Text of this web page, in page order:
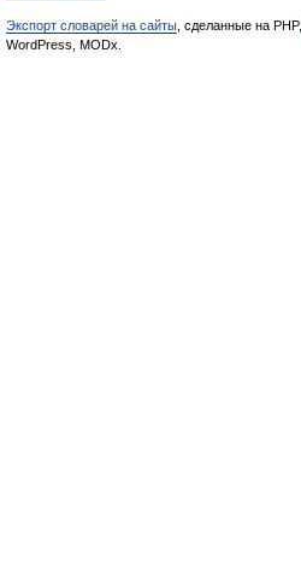
Экспорт словарей на сайты , сделанные на PHP,
WordPress, MODx.